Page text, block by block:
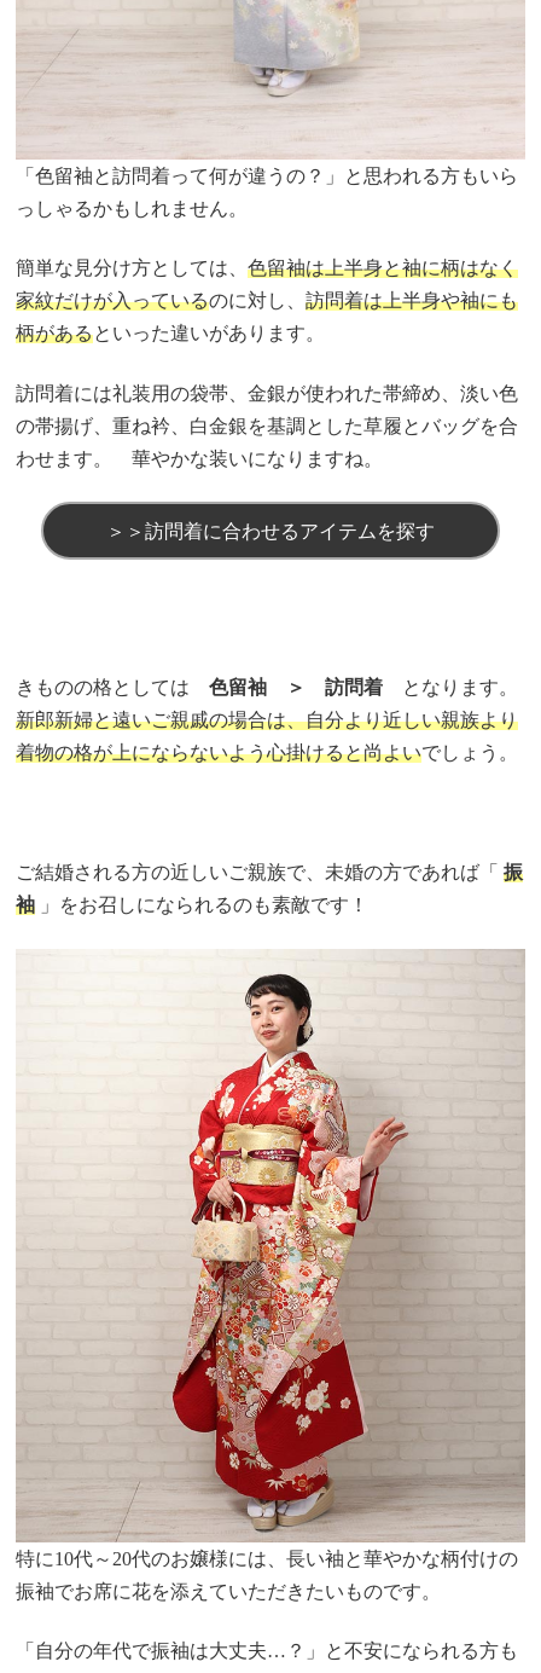
「色留袖と訪問着って何が違うの？」と思われる方もいら
っしゃるかもしれません。
簡単な見分け方としては、色留袖は上半身と袖に柄はなく
家紋だけが入っているのに対し、訪問着は上半身や袖にも
柄があるといった違いがあります。
訪問着には礼装用の袋帯、金銀が使われた帯締め、淡い色
の帯揚げ、重ね衿、白金銀を基調とした草履とバッグを合
わせます。 華やかな装いになりますね。
＞＞訪問着に合わせるアイテムを探す
きものの格としては色留袖 ＞ 訪問着 となります。
新郎新婦と遠いご親戚の場合は、自分より近しい親族より
着物の格が上にならないよう心掛けると尚よいでしょう。
ご結婚される方の近しいご親族で、未婚の方であれば「振
袖 」をお召しになられるのも素敵です！
特に10代～20代のお嬢様には、長い袖と華やかな柄付けの
振袖でお席に花を添えていただきたいものです。
「自分の年代で振袖は大丈夫…？」と不安になられる方も